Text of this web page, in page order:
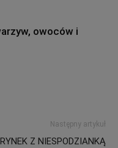
owoców i
Następny artykuł
RYNEK Z NIESPODZIANKĄ